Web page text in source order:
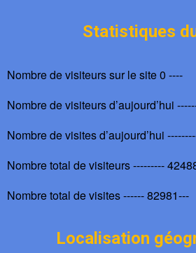
Statistiques
Nombre de visiteurs sur le site 0 ----
Nombre de visiteurs d’aujourd’hui
Nombre de visites d’aujourd’hui
Nombre total de visiteurs ---------
Nombre total de visites ------ 82981---
Localisation